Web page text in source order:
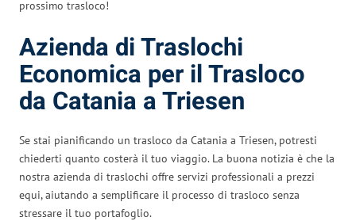
prossimo trasloco!
Azienda di Traslochi
Economica per il Trasloco
da Catania a Triesen
Se stai pianificando un trasloco da Catania a Triesen, potresti
chiederti quanto costerà il tuo viaggio. La buona notizia è che la
nostra azienda di traslochi offre servizi professionali a prezzi
equi, aiutando a semplificare il processo di trasloco senza
stressare il tuo portafoglio.